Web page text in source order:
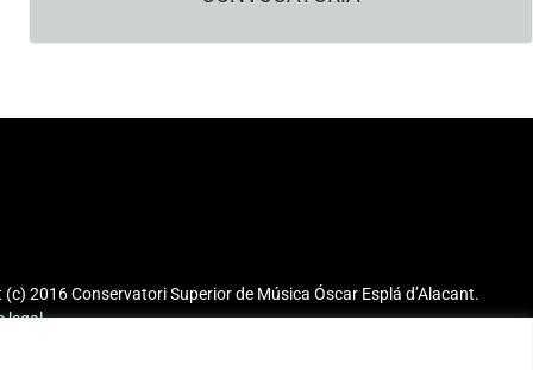
2016 Conservatori Superior de Música Óscar Esplá d’Alacant.
legal